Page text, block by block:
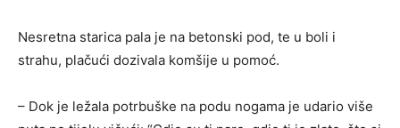
Nesretna starica pala je na betonski pod, te u boli i
strahu, plačući dozivala komšije u pomoć.
– Dok je ležala potrbuške na podu nogama je udario više